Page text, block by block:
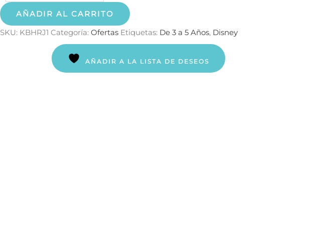
AÑADIR AL CARRITO
SKU: KBHRJ1 Categoría: Ofertas Etiquetas: De 3 a 5 Años, Disney
AÑADIR A LA LISTA DE DESEOS